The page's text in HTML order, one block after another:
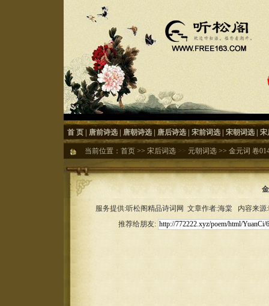
首 页 唐前诗选 唐朝诗选 唐后诗选 宋前词选 宋朝词选 宋
当前位置： 首页 >> 宋后词选 >> 元朝词选 >> 金元词 卷
服务提供:听松阁精品诗词网 文章作者:海棠 内容来
推荐给朋友: